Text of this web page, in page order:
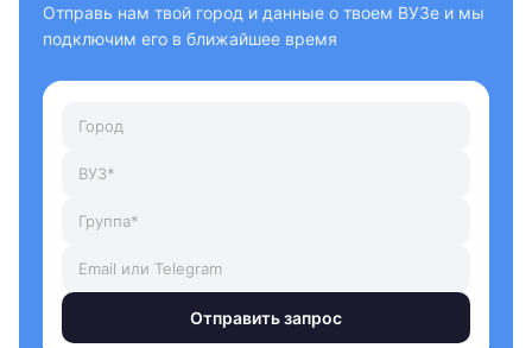
Отправь нам твой город и данные о твоем ВУЗе и мы
подключим его в ближайшее время
Отправить запрос